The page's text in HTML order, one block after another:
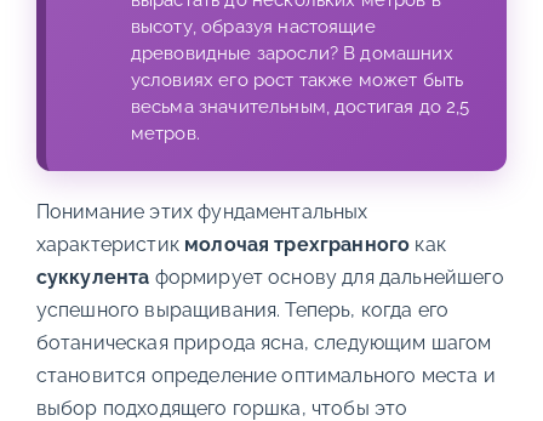
высоту, образуя настоящие
древовидные заросли? В домашних
условиях его рост также может быть
весьма значительным, достигая до 2,5
метров.
Понимание этих фундаментальных
характеристик молочая трехгранного как
суккулента формирует основу для дальнейшего
успешного выращивания. Теперь, когда его
ботаническая природа ясна, следующим шагом
становится определение оптимального места и
выбор подходящего горшка, чтобы это